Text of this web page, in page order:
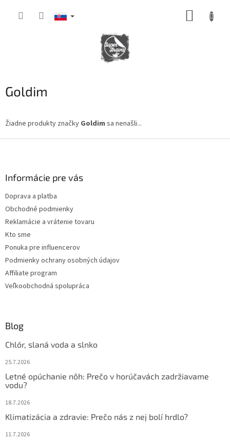
Goldim
Žiadne produkty značky Goldim sa nenašli...
Informácie pre vás
Doprava a platba
Obchodné podmienky
Reklamácie a vrátenie tovaru
Kto sme
Ponuka pre influencerov
Podmienky ochrany osobných údajov
Affiliate program
Veľkoobchodná spolupráca
Blog
Chlór, slaná voda a slnko
25.7.2026
Letné opúchanie nôh: Prečo v horúčavách zadržiavame
vodu?
18.7.2026
Klimatizácia a zdravie: Prečo nás z nej bolí hrdlo?
11.7.2026